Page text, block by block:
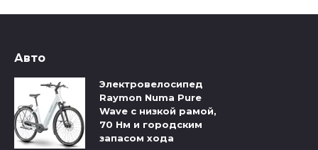
Авто
Электровелосипед
Raymon Numa Pure
Wave с низкой рамой,
70 Нм и городским
запасом хода